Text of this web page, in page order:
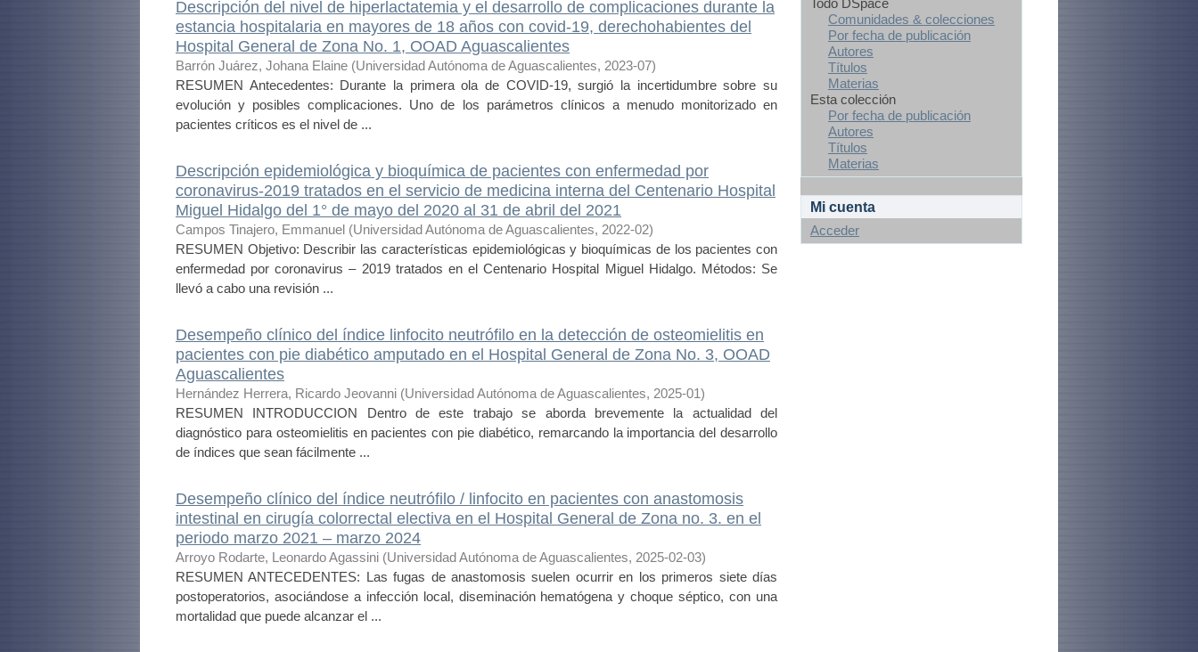
Descripción del nivel de hiperlactatemia y el desarrollo de complicaciones durante la
estancia hospitalaria en mayores de 18 años con covid-19, derechohabientes del
Hospital General de Zona No. 1, OOAD Aguascalientes
Barrón Juárez, Johana Elaine (Universidad Autónoma de Aguascalientes, 2023-07)
RESUMEN Antecedentes: Durante la primera ola de COVID-19, surgió la incertidumbre sobre su
evolución y posibles complicaciones. Uno de los parámetros clínicos a menudo monitorizado en
pacientes críticos es el nivel de ...
Descripción epidemiológica y bioquímica de pacientes con enfermedad por
coronavirus-2019 tratados en el servicio de medicina interna del Centenario Hospital
Miguel Hidalgo del 1° de mayo del 2020 al 31 de abril del 2021
Campos Tinajero, Emmanuel (Universidad Autónoma de Aguascalientes, 2022-02)
RESUMEN Objetivo: Describir las características epidemiológicas y bioquímicas de los pacientes con
enfermedad por coronavirus – 2019 tratados en el Centenario Hospital Miguel Hidalgo. Métodos: Se
llevó a cabo una revisión ...
Desempeño clínico del índice linfocito neutrófilo en la detección de osteomielitis en
pacientes con pie diabético amputado en el Hospital General de Zona No. 3, OOAD
Aguascalientes
Hernández Herrera, Ricardo Jeovanni (Universidad Autónoma de Aguascalientes, 2025-01)
RESUMEN INTRODUCCION Dentro de este trabajo se aborda brevemente la actualidad del
diagnóstico para osteomielitis en pacientes con pie diabético, remarcando la importancia del desarrollo
de índices que sean fácilmente ...
Desempeño clínico del índice neutrófilo / linfocito en pacientes con anastomosis
intestinal en cirugía colorrectal electiva en el Hospital General de Zona no. 3. en el
periodo marzo 2021 – marzo 2024
Arroyo Rodarte, Leonardo Agassini (Universidad Autónoma de Aguascalientes, 2025-02-03)
RESUMEN ANTECEDENTES: Las fugas de anastomosis suelen ocurrir en los primeros siete días
postoperatorios, asociándose a infección local, diseminación hematógena y choque séptico, con una
mortalidad que puede alcanzar el ...
Todo DSpace
Comunidades & colecciones
Por fecha de publicación
Autores
Títulos
Materias
Esta colección
Por fecha de publicación
Autores
Títulos
Materias
Mi cuenta
Acceder